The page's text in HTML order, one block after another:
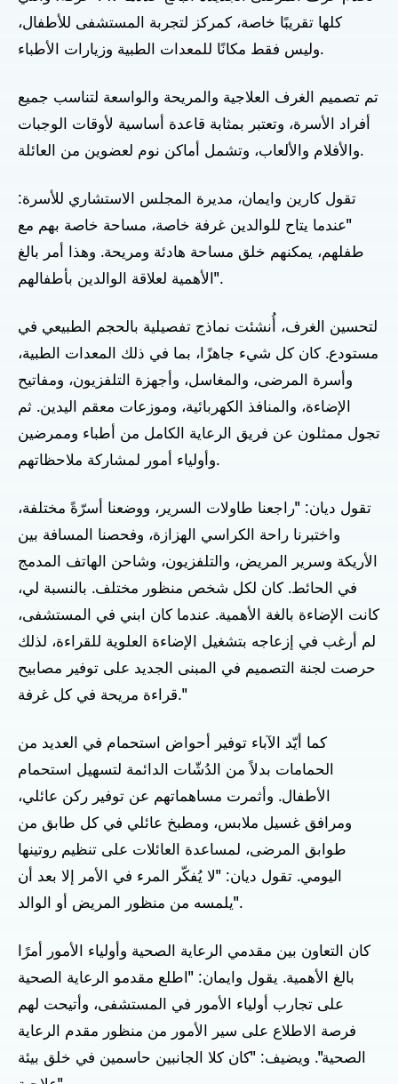
كلها تقريبًا خاصة، كمركز لتجربة المستشفى للأطفال،
وليس فقط مكانًا للمعدات الطبية وزيارات الأطباء.
تم تصميم الغرف العلاجية والمريحة والواسعة لتناسب جميع
أفراد الأسرة، وتعتبر بمثابة قاعدة أساسية لأوقات الوجبات
والأفلام والألعاب، وتشمل أماكن نوم لعضوين من العائلة.
تقول كارين وايمان، مديرة المجلس الاستشاري للأسرة:
"عندما يتاح للوالدين غرفة خاصة، مساحة خاصة بهم مع
طفلهم، يمكنهم خلق مساحة هادئة ومريحة. وهذا أمر بالغ
الأهمية لعلاقة الوالدين بأطفالهم".
لتحسين الغرف، أُنشئت نماذج تفصيلية بالحجم الطبيعي في
مستودع. كان كل شيء جاهزًا، بما في ذلك المعدات الطبية،
وأسرة المرضى، والمغاسل، وأجهزة التلفزيون، ومفاتيح
الإضاءة، والمنافذ الكهربائية، وموزعات معقم اليدين. ثم
تجول ممثلون عن فريق الرعاية الكامل من أطباء وممرضين
وأولياء أمور لمشاركة ملاحظاتهم.
تقول ديان: "راجعنا طاولات السرير، ووضعنا أسرّةً مختلفة،
واختبرنا راحة الكراسي الهزازة، وفحصنا المسافة بين
الأريكة وسرير المريض، والتلفزيون، وشاحن الهاتف المدمج
في الحائط. كان لكل شخص منظور مختلف. بالنسبة لي،
كانت الإضاءة بالغة الأهمية. عندما كان ابني في المستشفى،
لم أرغب في إزعاجه بتشغيل الإضاءة العلوية للقراءة، لذلك
حرصت لجنة التصميم في المبنى الجديد على توفير مصابيح
قراءة مريحة في كل غرفة."
كما أيّد الآباء توفير أحواض استحمام في العديد من
الحمامات بدلاً من الدُشّات الدائمة لتسهيل استحمام
الأطفال. وأثمرت مساهماتهم عن توفير ركن عائلي،
ومرافق غسيل ملابس، ومطبخ عائلي في كل طابق من
طوابق المرضى، لمساعدة العائلات على تنظيم روتينها
اليومي. تقول ديان: "لا يُفكّر المرء في الأمر إلا بعد أن
يلمسه من منظور المريض أو الوالد".
كان التعاون بين مقدمي الرعاية الصحية وأولياء الأمور أمرًا
بالغ الأهمية. يقول وايمان: "اطلع مقدمو الرعاية الصحية
على تجارب أولياء الأمور في المستشفى، وأتيحت لهم
فرصة الاطلاع على سير الأمور من منظور مقدم الرعاية
الصحية". ويضيف: "كان كلا الجانبين حاسمين في خلق بيئة